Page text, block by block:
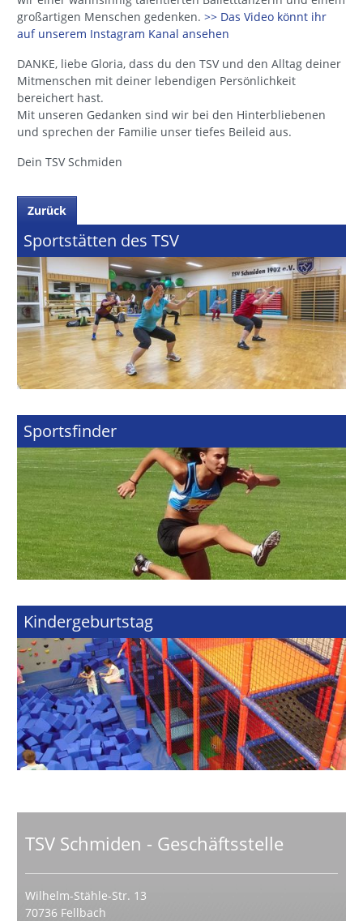
großartigen Menschen gedenken. >> Das Video könnt ihr
auf unserem Instagram Kanal ansehen
DANKE, liebe Gloria, dass du den TSV und den Alltag deiner
Mitmenschen mit deiner lebendigen Persönlichkeit
bereichert hast.
Mit unseren Gedanken sind wir bei den Hinterbliebenen
und sprechen der Familie unser tiefes Beileid aus.
Dein TSV Schmiden
Zurück
Sportstätten des TSV
Sportsfinder
Kindergeburtstag
TSV Schmiden - Geschäftsstelle
Wilhelm-Stähle-Str. 13
70736 Fellbach